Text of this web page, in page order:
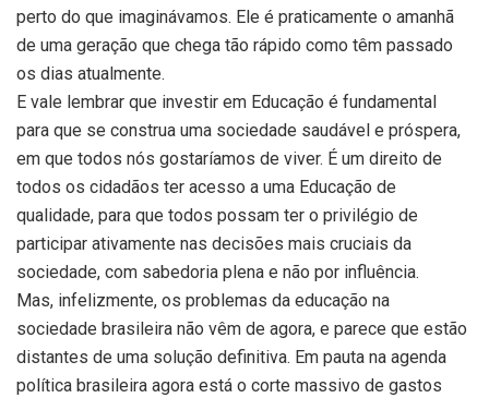
perto do que imaginávamos. Ele é praticamente o amanhã
de uma geração que chega tão rápido como têm passado
os dias atualmente.
E vale lembrar que investir em Educação é fundamental
para que se construa uma sociedade saudável e próspera,
em que todos nós gostaríamos de viver. É um direito de
todos os cidadãos ter acesso a uma Educação de
qualidade, para que todos possam ter o privilégio de
participar ativamente nas decisões mais cruciais da
sociedade, com sabedoria plena e não por influência.
Mas, infelizmente, os problemas da educação na
sociedade brasileira não vêm de agora, e parece que estão
distantes de uma solução definitiva. Em pauta na agenda
política brasileira agora está o corte massivo de gastos